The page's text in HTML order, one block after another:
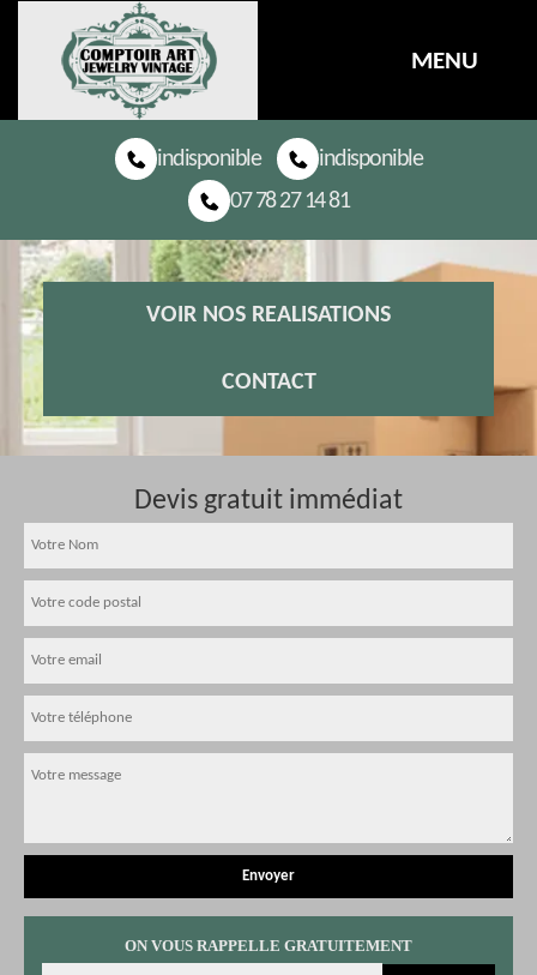
MENU
indisponible
indisponible
07 78 27 14 81
VOIR NOS REALISATIONS
CONTACT
Devis gratuit immédiat
ON VOUS RAPPELLE GRATUITEMENT